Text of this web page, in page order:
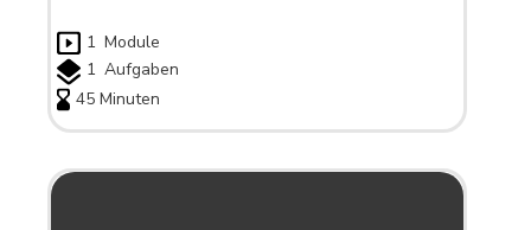
1 Module
1 Aufgaben
45 Minuten